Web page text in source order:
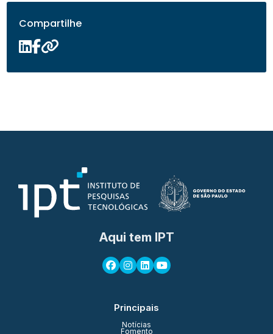
Compartilhe
Aqui tem IPT
Principais
Notícias
Fomento